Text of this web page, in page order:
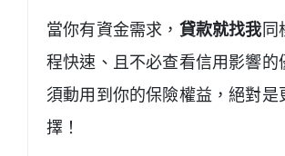
當你有資金需求， 貸款就找我 同
程快速、且不必查看信用影響的
須動用到你的保險權益，絕對是
擇！